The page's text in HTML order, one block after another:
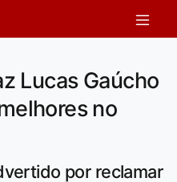
Lucas Gaúcho
no
por reclamar